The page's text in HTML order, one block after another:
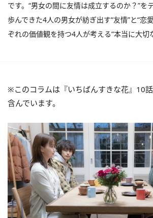
です。“男女の間に友情は成立するのか？”を
歩んできた4人の男女が紡ぎ出す“友情”と“恋
ぞれの価値観を持つ4人が考える“本当に大切
※このコラムは『いちばんすきな花』10
含んでいます。